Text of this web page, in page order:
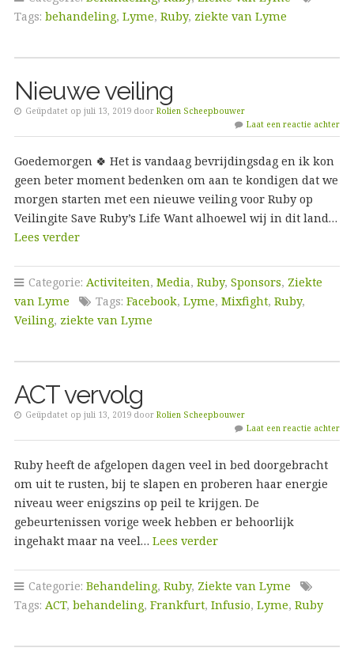
Tags: behandeling, Lyme, Ruby, ziekte van Lyme
Nieuwe veiling
Geüpdatet op juli 13, 2019 door Rolien Scheepbouwer
Laat een reactie achter
Goedemorgen 🍀 Het is vandaag bevrijdingsdag en ik kon
geen beter moment bedenken om aan te kondigen dat we
morgen starten met een nieuwe veiling voor Ruby op
Veilingite Save Ruby’s Life Want alhoewel wij in dit land…
Lees verder
Categorie: Activiteiten, Media, Ruby, Sponsors, Ziekte
van Lyme
Tags: Facebook, Lyme, Mixfight, Ruby,
Veiling, ziekte van Lyme
ACT vervolg
Geüpdatet op juli 13, 2019 door Rolien Scheepbouwer
Laat een reactie achter
Ruby heeft de afgelopen dagen veel in bed doorgebracht
om uit te rusten, bij te slapen en proberen haar energie
niveau weer enigszins op peil te krijgen. De
gebeurtenissen vorige week hebben er behoorlijk
ingehakt maar na veel… Lees verder
Categorie: Behandeling, Ruby, Ziekte van Lyme
Tags: ACT, behandeling, Frankfurt, Infusio, Lyme, Ruby